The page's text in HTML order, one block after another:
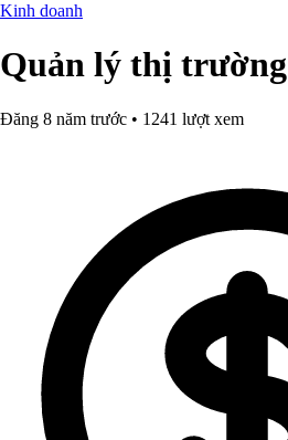
Kinh doanh
Quản lý thị trường
Đăng 8 năm trước • 1241 lượt xem